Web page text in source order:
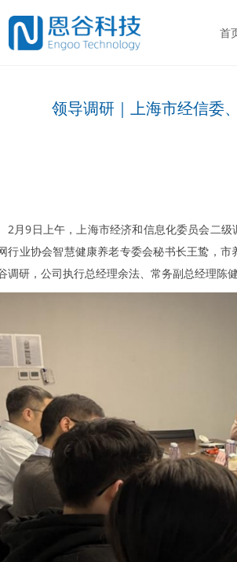
首
领导调研｜上海市经信委
2月9日上午，上海市经济和信息化委员会二
行业协会智慧健康养老专委会秘书长王鸷，
调研，公司执行总经理余法、常务副总经理陈